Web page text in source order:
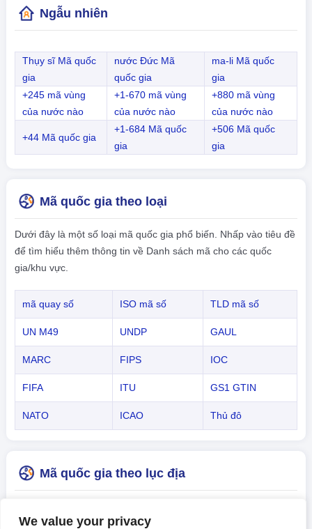
We value your privacy
Ngẫu nhiên
Thụy sĩ Mã quốc
gia
nước Đức Mã
quốc gia
ma-li Mã quốc
gia
+245 mã vùng
của nước nào
+1-670 mã vùng
của nước nào
+880 mã vùng
của nước nào
+44 Mã quốc gia
+1-684 Mã quốc
gia
+506 Mã quốc
gia
Mã quốc gia theo loại
Dưới đây là một số loại mã quốc gia phổ biến. Nhấp vào tiêu đề
để tìm hiểu thêm thông tin về Danh sách mã cho các quốc
gia/khu vực.
mã quay số ISO mã số TLD mã số
UN M49 UNDP GAUL
MARC FIPS IOC
FIFA ITU GS1 GTIN
NATO ICAO Thủ đô
Mã quốc gia theo lục địa
để tìm hiểu thêm thông tin về Danh sách mã cho các quốc